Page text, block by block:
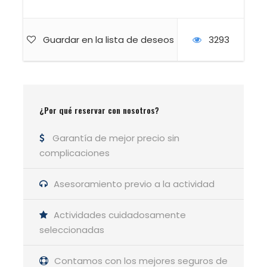
Guardar en la lista de deseos 3293
¿Por qué reservar con nosotros?
Garantía de mejor precio sin
complicaciones
Asesoramiento previo a la actividad
Actividades cuidadosamente
seleccionadas
Contamos con los mejores seguros de
esto no deja de ser algo subjetivo. Pero la
más bello.
https://lasendadelhayedo.com/cinco-cosas-
sobre-pena-ubina/
Luis Pablo González